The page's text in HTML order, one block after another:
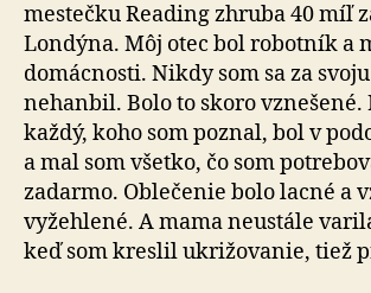
mestečku Reading zhruba 40 míľ
Londýna. Môj otec bol robotník a
domácnosti. Nikdy som sa za
nehanbil. Bolo to skoro vznešené.
každý, koho som poznal, bol v
a mal som všetko, čo som
zadarmo. Oblečenie bolo lacné a
vyžehlené. A mama neustále
keď som kreslil ukrižovanie, tiež